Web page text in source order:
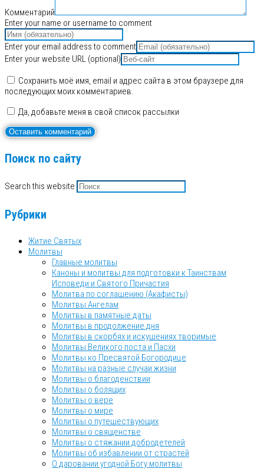
Комментарий
Enter your name or username to comment
Enter your email address to comment
Enter your website URL (optional)
Сохранить моё имя, email и адрес сайта в этом браузере для
последующих моих комментариев.
Да, добавьте меня в свой список рассылки
Поиск по сайту
Search this website
Рубрики
Житие Святых
Молитвы
Главные молитвы
Каноны и молитвы для подготовки к Таинствам
Исповеди и Святого Причастия
Молитва по соглашению (Акафисты)
Молитвы Ангелам
Молитвы в памятные даты
Молитвы в продолжение дня
Молитвы в скорбях и искушениях творимые
Молитвы Великого поста и Пасхи
Молитвы ко Пресвятой Богородице
Молитвы на разные случаи жизни
Молитвы о благоденствии
Молитвы о болящих
Молитвы о вере
Молитвы о мире
Молитвы о путешествующих
Молитвы о священстве
Молитвы о стяжании добродетелей
Молитвы об избавлении от страстей
О даровании угодной Богу молитвы